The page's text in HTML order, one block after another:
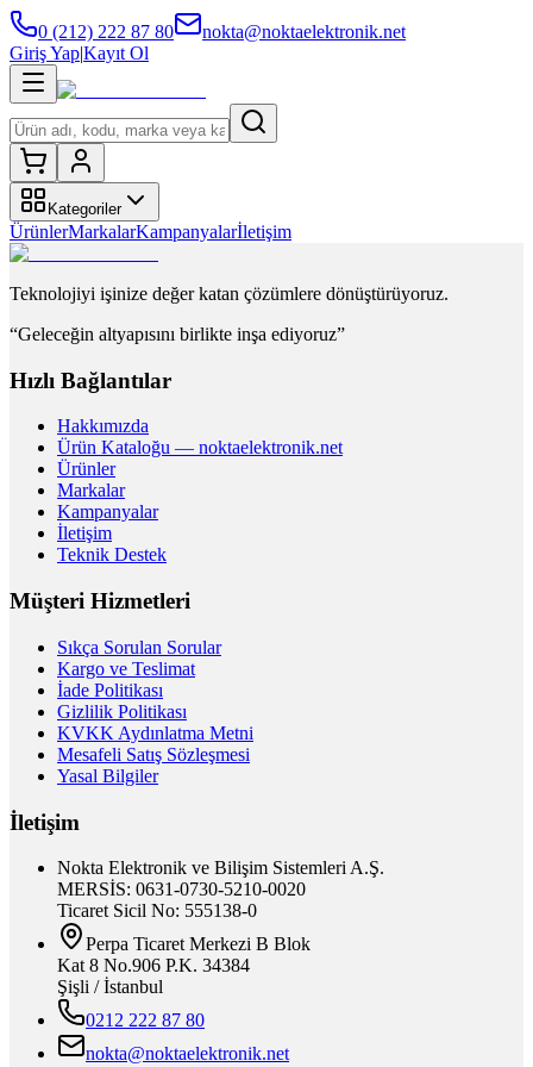
0 (212) 222 87 80
nokta@noktaelektronik.net
Giriş Yap|Kayıt Ol
Kategoriler
ÜrünlerMarkalarKampanyalarİletişim
Teknolojiyi işinize değer katan çözümlere dönüştürüyoruz.
“Geleceğin altyapısını birlikte inşa ediyoruz”
Hızlı Bağlantılar
Hakkımızda
Ürün Kataloğu — noktaelektronik.net
Ürünler
Markalar
Kampanyalar
İletişim
Teknik Destek
Müşteri Hizmetleri
Sıkça Sorulan Sorular
Kargo ve Teslimat
İade Politikası
Gizlilik Politikası
KVKK Aydınlatma Metni
Mesafeli Satış Sözleşmesi
Yasal Bilgiler
İletişim
Nokta Elektronik ve Bilişim Sistemleri A.Ş.
MERSİS: 0631-0730-5210-0020
Ticaret Sicil No: 555138-0
Perpa Ticaret Merkezi B Blok
Kat 8 No.906 P.K. 34384
Şişli / İstanbul
0212 222 87 80
nokta@noktaelektronik.net